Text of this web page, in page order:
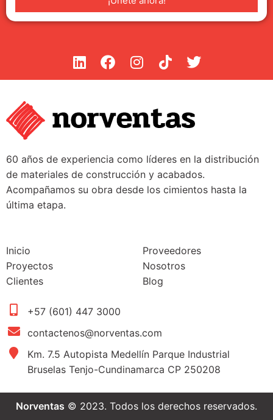
60 años de experiencia como líderes en la distribución
de materiales de construcción y acabados.
Acompañamos su obra desde los cimientos hasta la
última etapa.
Inicio
Proyectos
Clientes
Proveedores
Nosotros
Blog
+57 (601) 447 3000
contactenos@norventas.com
Km. 7.5 Autopista Medellín Parque Industrial
Bruselas Tenjo-Cundinamarca CP 250208
Norventas © 2023. Todos los derechos reservados.